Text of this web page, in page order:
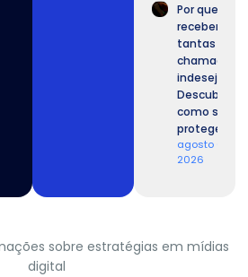
Por que
recebemos
tantas
chamadas
Descubra
como se
proteger.
agosto 6,
2026
sobre estratégias em mídias
digital